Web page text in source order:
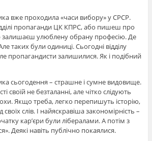
вже проходила «часи вибору» у СРСР.
пропаганди ЦК КПРС, або пишеш про
залишаєш улюблену обрану професію. Де
таких були одиниці. Сьогодні відділу
пропагандисти залишилися. Як і подібний
сьогодення – страшне і сумне видовище.
своїй не безталанні, але чітко слідують
Якщо треба, легко перепишуть історію,
своїх слів. І найяскравіша закономірність –
кар’єри були лібералами. А потім з
Деякі навіть публічно покаялися.